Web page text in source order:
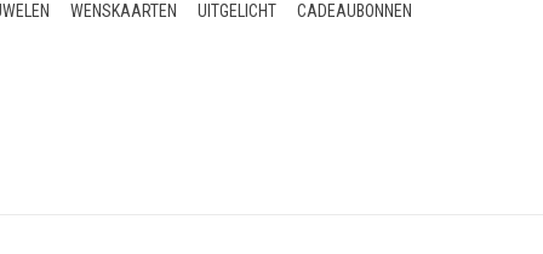
WENSKAARTEN UITGELICHT CADEAUBONNEN